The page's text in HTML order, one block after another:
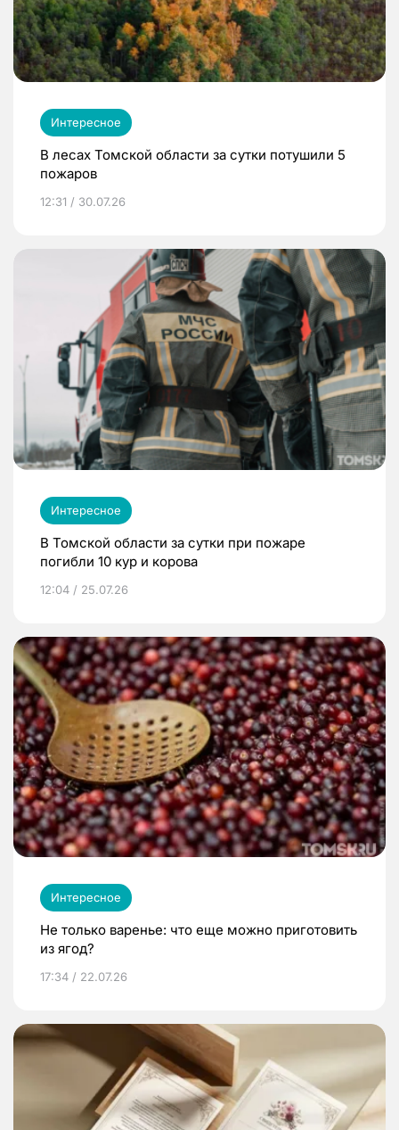
Интересное
В лесах Томской области за сутки потушили 5
пожаров
12:31 / 30.07.26
Интересное
В Томской области за сутки при пожаре
погибли 10 кур и корова
12:04 / 25.07.26
Интересное
Не только варенье: что еще можно приготовить
из ягод?
17:34 / 22.07.26